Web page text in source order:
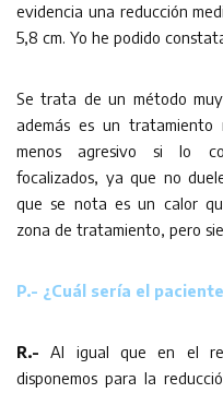
evidencia una reducción
5,8 cm. Yo he podido
Se trata de un método
además es un tratamiento
menos agresivo si lo
focalizados, ya que no
que se nota es un calor
zona de tratamiento, pero
P.- ¿Cuál sería el
R.-Al igual que en el
disponemos para la